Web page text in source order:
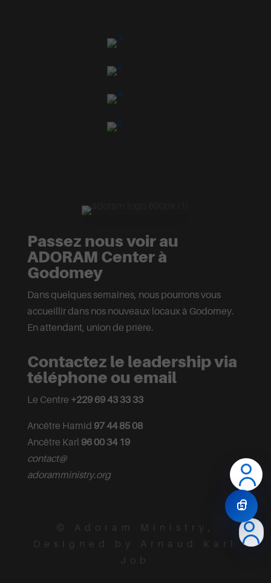
Passez nous voir au
ADORAM Center à
Godomey
Dans quelques semaines, nous pourrons vous
accueillir dans nos nouveaux locaux à Godomey.
En attendant, union de prière.
Contactez le leadership via
téléphone ou email
Le Centre +229 69 43 33 33
Ancêtre Hamid 97 44 85 08
Ancêtre Karl 96 00 34 19
contact@
adoramministry.org
© Adoram Ministry,
Designed by Arnaud Karl
Job